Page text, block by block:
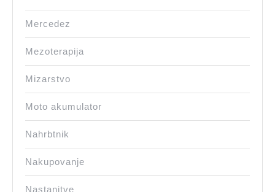
Mercedez
Mezoterapija
Mizarstvo
Moto akumulator
Nahrbtnik
Nakupovanje
Nastanitve